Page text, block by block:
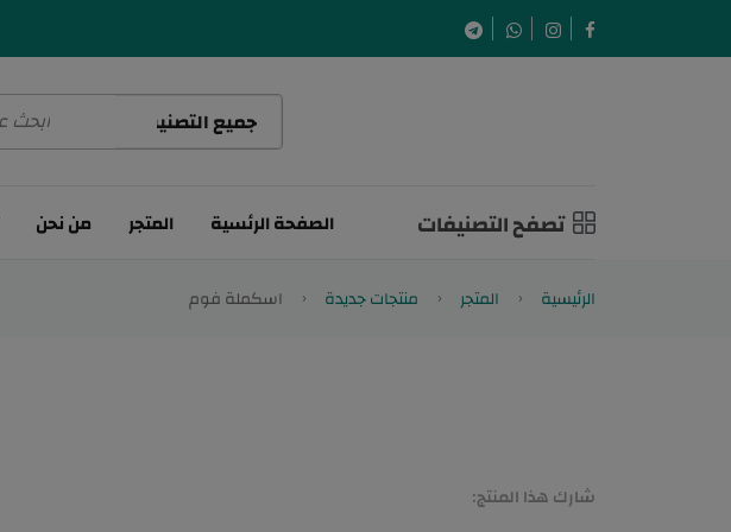
تصفح التصنيفات الصفحة الرئسية المتجر من نحن
الرئيسية المتجر منتجات جديدة اسكملة فوم
شارك هذا المنتج: